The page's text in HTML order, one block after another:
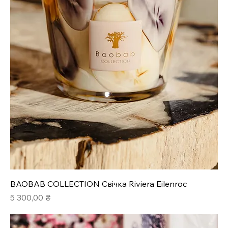
BAOBAB COLLECTION Свічка Riviera Eilenroc
Ціна
5 300,00 ₴